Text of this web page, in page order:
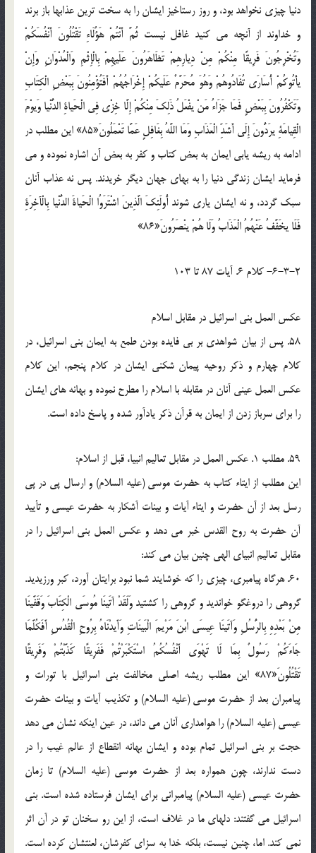
دنيا چيزي نخواهد بود، و روز رستاخيز ايشان را به سخت ترين عذابها باز برند
و خداوند از آنچه مي کنيد غافل نيست ثُمَّ أَنْتُمْ هَؤُلَاءِ تَقْتُلُونَ أَنْفُسَكُمْ
وَتُخْرِجُونَ فَرِيقًا مِنْكُمْ مِنْ دِيارِهِمْ تَظَاهَرُونَ عَلَيهِمْ بِالْإِثْمِ وَالْعُدْوَانِ وَإِنْ
يأْتُوكُمْ أُسَارَى تُفَادُوهُمْ وَهُوَ مُحَرَّمٌ عَلَيكُمْ إِخْرَاجُهُمْ أَفَتُؤْمِنُونَ بِبَعْضِ الْكِتَابِ
وَتَكْفُرُونَ بِبَعْضٍ فَمَا جَزَاءُ مَنْ يفْعَلُ ذَلِكَ مِنْكُمْ إِلَّا خِزْي فِي الْحَياةِ الدُّنْيا وَيوْمَ
الْقِيامَةِ يرَدُّونَ إِلَى أَشَدِّ الْعَذَابِ وَمَا اللَّهُ بِغَافِلٍ عَمَّا تَعْمَلُونَ«85» اين مطلب در
ادامه به ريشه يابي ايمان به بعض کتاب و کفر به بعض آن اشاره نموده و مي
فرمايد ايشان زندگي دنيا را به بهاي جهان ديگر خريدند. پس نه عذاب آنان
سبک گردد، و نه ايشان ياري شوند أُولَئِكَ الَّذِينَ اشْتَرَوُا الْحَياةَ الدُّنْيا بِالْآخِرَةِ
فَلَا يخَفَّفُ عَنْهُمُ الْعَذَابُ وَلَا هُمْ ينْصَرُونَ«86»
6-3-2- کلام 6. آيات 87 تا 103
عکس العمل بني اسرائيل در مقابل اسلام
58. پس از بيان شواهدي بر بي فايده بودن طمع به ايمان بني اسرائيل، در
کلام چهارم و ذکر روحيه پيمان شکني ايشان در کلام پنجم، اين کلام
عکس العمل عيني آنان در مقابله با اسلام را مطرح نموده و بهانه هاي ايشان
را براي سرباز زدن از ايمان به قرآن ذکر يادآور شده و پاسخ داده است.
59. مطلب 1. عکس العمل در مقابل تعاليم انبيا، قبل از اسلام:
اين مطلب از ايتاء کتاب به حضرت موسي (عليه السلام) و ارسال پي در پي
رسل بعد از آن حضرت و ايتاء آيات و بينات آشکار به حضرت عيسي و تأييد
آن حضرت به روح القدس خبر مي دهد و عکس العمل بني اسرائيل را در
مقابل تعاليم انبياي الهي چنين بيان مي کند:
60. هرگاه پيامبري، چيزي را که خوشايند شما نبود برايتان آورد، کبر ورزيديد.
گروهي را دروغگو خوانديد و گروهي را کشتيد وَلَقَدْ آتَينَا مُوسَى الْكِتَابَ وَقَفَّينَا
مِنْ بَعْدِهِ بِالرُّسُلِ وَآتَينَا عِيسَى ابْنَ مَرْيمَ الْبَينَاتِ وَأَيدْنَاهُ بِرُوحِ الْقُدُسِ أَفَكُلَّمَا
جَاءَكُمْ رَسُولٌ بِمَا لَا تَهْوَى أَنْفُسُكُمُ اسْتَكْبَرْتُمْ فَفَرِيقًا كَذَّبْتُمْ وَفَرِيقًا
تَقْتُلُونَ«87» اين مطلب ريشه اصلي مخالفت بني اسرائيل با تورات و
پيامبران بعد از حضرت موسي (عليه السلام) و تکذيب آيات و بينات حضرت
عيسي (عليه السلام) را هوامداري آنان مي داند، در عين اينکه نشان مي دهد
حجت بر بني اسرائيل تمام بوده و ايشان بهانه انقطاع از عالم غيب را در
دست ندارند، چون همواره بعد از حضرت موسي (عليه السلام) تا زمان
حضرت عيسي (عليه السلام) پيامبراني براي ايشان فرستاده شده است. بني
اسرائيل مي گفتند: دلهاي ما در غلاف است، از اين رو سخنان تو در آن اثر
نمي کند. اما، چنين نيست، بلکه خدا به سزاي کفرشان، لعنتشان کرده است.